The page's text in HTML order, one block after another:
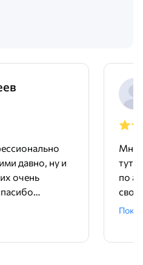
давно, ну и
очень
Мне
тут
по